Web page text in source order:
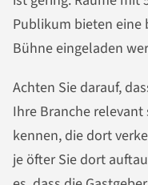
Publikum bieten eine
Bühne eingeladen
Achten Sie darauf,
Ihre Branche
kennen, die dort
je öfter Sie dort